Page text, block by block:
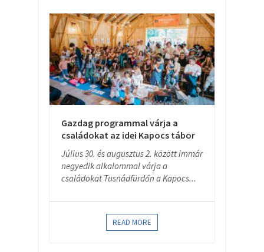
Gazdag programmal várja a
családokat az idei Kapocs tábor
Július 30. és augusztus 2. között immár
negyedik alkalommal várja a
családokat Tusnádfürdőn a Kapocs...
READ MORE